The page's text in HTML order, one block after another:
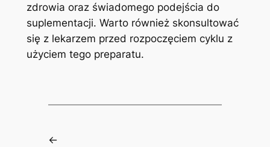
zdrowia oraz świadomego podejścia do
suplementacji. Warto również skonsultować
się z lekarzem przed rozpoczęciem cyklu z
użyciem tego preparatu.
←